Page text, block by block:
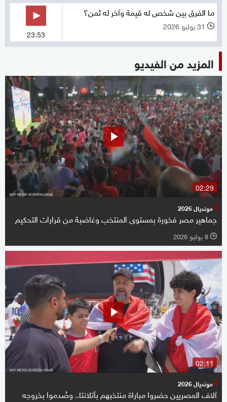
ما الفرق بين شخص له قيمة وآخر له ثمن؟
l 31 يوليو 2026
23:53
المزيد من الفيديو
02:29
مونديال 2026
جماهير مصر فخورة بمستوى المنتخب وغاضبة من قرارات التحكيم
l 8 يوليو 2026
02:11
مونديال 2026
آلاف المصريين حضروا مباراة منتخبهم بأتلانتا.. وصُدموا بخروجه